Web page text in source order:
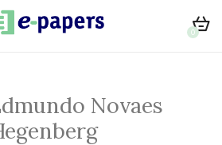
0
Novaes